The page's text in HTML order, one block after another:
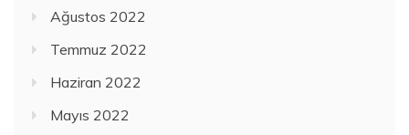
Ağustos 2022
Temmuz 2022
Haziran 2022
Mayıs 2022